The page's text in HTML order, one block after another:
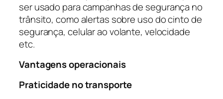
ser usado para campanhas de segurança no
trânsito, como alertas sobre uso do cinto de
segurança, celular ao volante, velocidade
etc.
Vantagens operacionais
Praticidade no transporte